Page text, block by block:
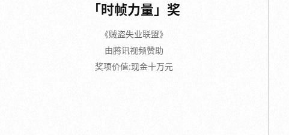
「时帧力量」奖
《贼盗失业联盟》
由腾讯视频赞助
奖项价值:现金十万元